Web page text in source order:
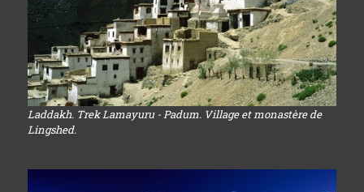
Laddakh. Trek Lamayuru - Padum. Village et monastère de
Lingshed.